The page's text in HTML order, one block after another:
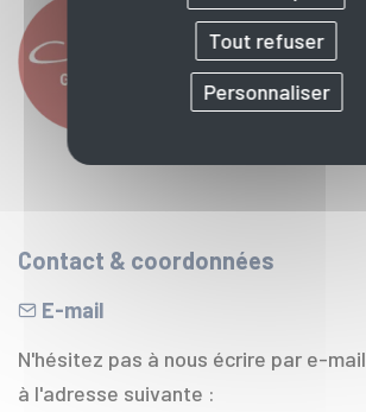
Contact & coordonnées
E-mail
N'hésitez pas à nous écrire par e-mail
à l'adresse suivante :
Tout refuser
Personnaliser